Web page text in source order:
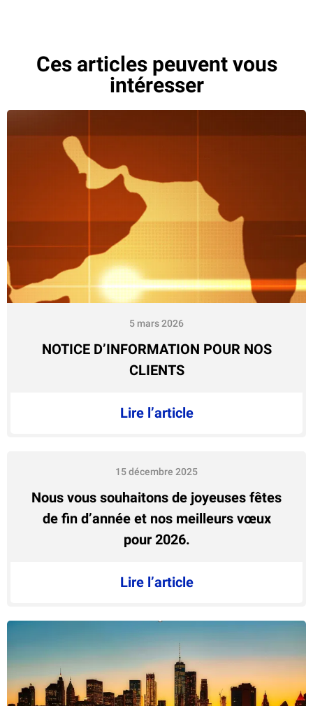
Ces articles peuvent vous
intéresser
NOTICE D’INFORMATION POUR NOS
CLIENTS
5 mars 2026
Lire l’article
Nous vous souhaitons de joyeuses fêtes
de fin d’année et nos meilleurs vœux
pour 2026.
15 décembre 2025
Lire l’article